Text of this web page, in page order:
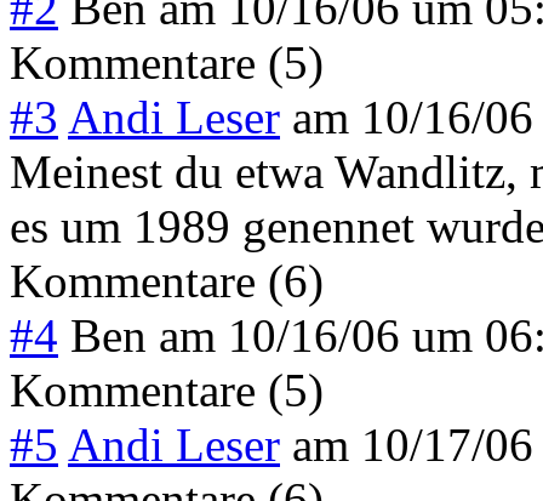
Kommentare (5)
#3 Andi Leser am 10/16/
Meinest du etwa Wandlitz,
es um 1989 genennet
Kommentare (6)
#4 Ben am 10/16/06 um
Kommentare (5)
#5 Andi Leser am 10/17/